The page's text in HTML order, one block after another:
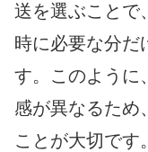
送を選ぶことで
時に必要な分だ
す。このように
感が異なるため
ことが大切です